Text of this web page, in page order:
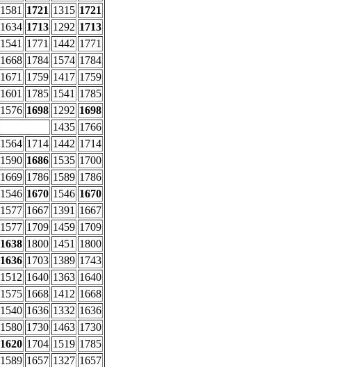
1581 1721 1315 1721
1634 1713 1292 1713
1541 1771 1442 1771
1668 1784 1574 1784
1671 1759 1417 1759
1601 1785 1541 1785
1576 1698 1292 1698
1435 1766
1564 1714 1442 1714
1590 1686 1535 1700
1669 1786 1589 1786
1546 1670 1546 1670
1577 1667 1391 1667
1577 1709 1459 1709
1638 1800 1451 1800
1636 1703 1389 1743
1512 1640 1363 1640
1575 1668 1412 1668
1540 1636 1332 1636
1580 1730 1463 1730
1620 1704 1519 1785
1589 1657 1327 1657